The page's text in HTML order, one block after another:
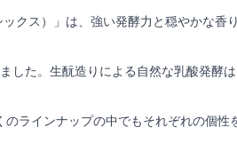
クス）」は、強い発酵力と穏やかな香
した。生酛造りによる自然な乳酸発酵
ラインナップの中でもそれぞれの個性